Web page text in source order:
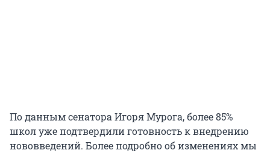
По данным сенатора Игоря Мурога, более 85%
школ уже подтвердили готовность к внедрению
нововведений. Более подробно об изменениях мы